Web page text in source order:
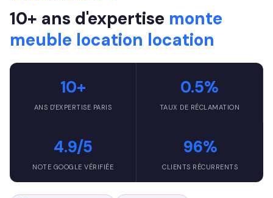
10+ ans d'expertise monte
meuble location location
10+
ANS D'EXPERTISE PARIS
0.5%
TAUX DE RÉCLAMATION
4.9/5
NOTE GOOGLE VÉRIFIÉE
96%
CLIENTS RÉCURRENTS